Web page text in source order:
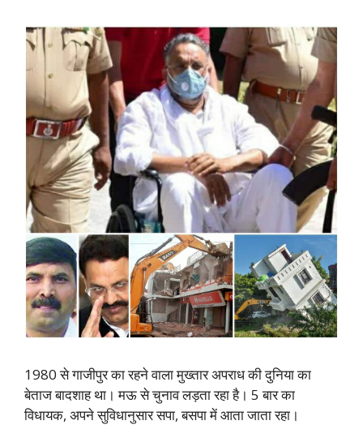
1980 से गाजीपुर का रहने वाला मुख्तार अपराध की दुनिया का
बेताज बादशाह था। मऊ से चुनाव लड़ता रहा है। 5 बार का
विधायक, अपने सुविधानुसार सपा, बसपा में आता जाता रहा।